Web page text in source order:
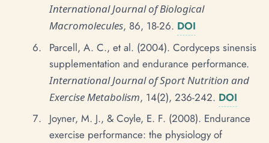
International Journal of Biological
Macromolecules, 86, 18-26. DOI
Parcell, A. C., et al. (2004). Cordyceps sinensis
supplementation and endurance performance.
International Journal of Sport Nutrition and
Exercise Metabolism, 14(2), 236-242. DOI
Joyner, M. J., & Coyle, E. F. (2008). Endurance
exercise performance: the physiology of